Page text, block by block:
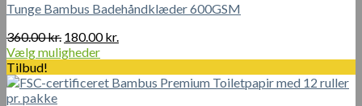
Tunge Bambus Badehåndklæder 600GSM
360.00kr. Den
oprindelige
var:
180.00kr.
er:
Vælg muligheder
Dette
vare
har
Tilbud!